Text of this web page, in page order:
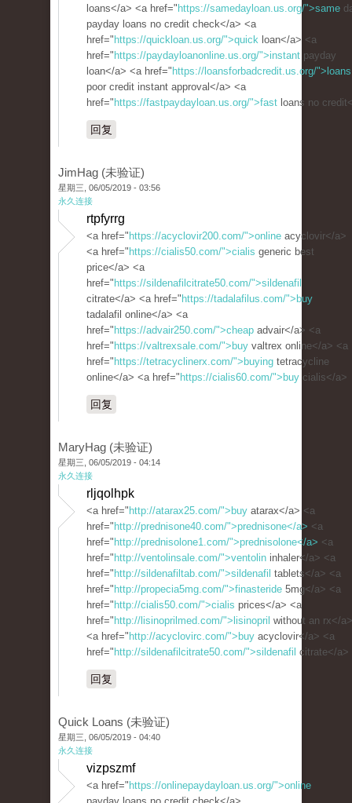
loans</a> <a href=" https://samedayloan.us.org/">same
payday loans no credit check</a> <a
href=" https://quickloan.us.org/">quick loan</a> <a
href=" https://paydayloanonline.us.org/">instant payday
loan</a> <a href=" https://loansforbadcredit.us.org/">loans
poor credit instant approval</a> <a
href=" https://fastpaydayloan.us.org/">fast loans no
回复
JimHag (未验证)
星期三, 06/05/2019 - 03:56
永久连接
rtpfyrrg
<a href=" https://acyclovir200.com/">online acyclovir</a>
<a href=" https://cialis50.com/">cialis generic best
price</a> <a
href=" https://sildenafilcitrate50.com/">sildenafil
citrate</a> <a href=" https://tadalafilus.com/">buy
tadalafil online</a> <a
href=" https://advair250.com/">cheap advair</a> <a
href=" https://valtrexsale.com/">buy valtrex online</a> <a
href=" https://tetracyclinerx.com/">buying tetracycline
online</a> <a href=" https://cialis60.com/">buy cialis</a>
回复
MaryHag (未验证)
星期三, 06/05/2019 - 04:14
永久连接
rljqolhpk
<a href=" http://atarax25.com/">buy atarax</a> <a
href=" http://prednisone40.com/">prednisone</a> <a
href=" http://prednisolone1.com/">prednisolone</a> <a
href=" http://ventolinsale.com/">ventolin inhaler</a> <a
href=" http://sildenafiltab.com/">sildenafil tablets</a> <a
href=" http://propecia5mg.com/">finasteride 5mg</a> <a
href=" http://cialis50.com/">cialis prices</a> <a
href=" http://lisinoprilmed.com/">lisinopril without an rx</a>
<a href=" http://acyclovirc.com/">buy acyclovir</a> <a
href=" http://sildenafilcitrate50.com/">sildenafil citrate</a>
回复
Quick Loans (未验证)
星期三, 06/05/2019 - 04:40
永久连接
vizpszmf
<a href=" https://onlinepaydayloan.us.org/">online